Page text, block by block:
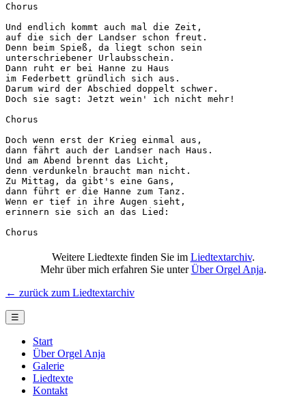
Chorus
Und endlich kommt auch mal die Zeit,
auf die sich der Landser schon freut.
Denn beim Spieß, da liegt schon sein
unterschriebener Urlaubsschein.
Dann ruht er bei Hanne zu Haus
im Federbett gründlich sich aus.
Darum wird der Abschied doppelt schwer.
Doch sie sagt: Jetzt wein' ich nicht mehr!
Chorus
Doch wenn erst der Krieg einmal aus,
dann fährt auch der Landser nach Haus.
Und am Abend brennt das Licht,
denn verdunkeln braucht man nicht.
Zu Mittag, da gibt's eine Gans,
dann führt er die Hanne zum Tanz.
Wenn er tief in ihre Augen sieht,
erinnern sie sich an das Lied:
Chorus
Weitere Liedtexte finden Sie im Liedtextarchiv.
Mehr über mich erfahren Sie unterÜber Orgel Anja.
← zurück zum Liedtextarchiv
☰
Start
Über Orgel Anja
Galerie
Liedtexte
Kontakt